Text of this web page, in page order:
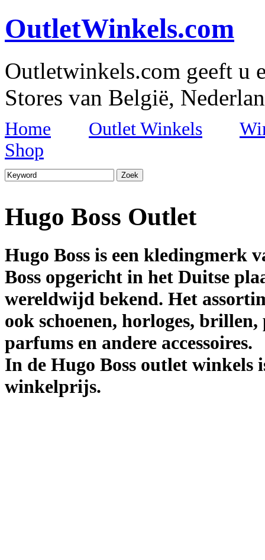
OutletWinkels.com
Outletwinkels.com geeft u
Stores van België,
Home Outlet Winkels
Shop
Hugo Boss Outlet
Hugo Boss is een kledingmerk
Boss opgericht in het Duitse
wereldwijd bekend. Het
ook schoenen, horloges,
parfums en andere accessoires.
In de Hugo Boss outlet
winkelprijs.